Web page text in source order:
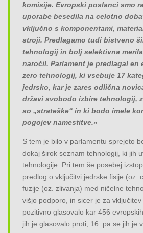
komisije. Evropski poslanci smo
uporabe besedila na celotno
vključno s komponentami,
stroji. Predlagamo tudi bistveno
tehnologij in bolj selektivna
naročil. Parlament je predlagal en
zero tehnologij, ki vsebuje 17
jedrsko, kar je zares odlična
državi svobodo izbire tehnologij,
so „strateške“ in ki bodo imele
pogojev namestitve.«
S tem je bilo v parlamentu sprejeto
dokaj širok seznam tehnologij, ki jih
tehnologije. Pri tem še posebej
predlog o vključitvi jedrske fisije (oz.
fuzije (oz. zlivanja) med ničelne
višjo podporo, in sicer je za
pozitivno glasovalo kar 456
jih je glasovalo proti, 16 pa se jih je